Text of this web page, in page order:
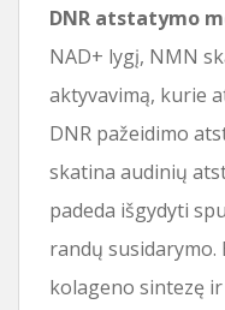
DNR atstatymo
NAD+ lygį, NMN
aktyvavimą, kurie
DNR pažeidimo
skatina audinių
padeda išgydyti
randų
kolageno sintezę